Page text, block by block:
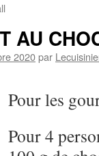
AU
2020par
Pour les
Pour 4